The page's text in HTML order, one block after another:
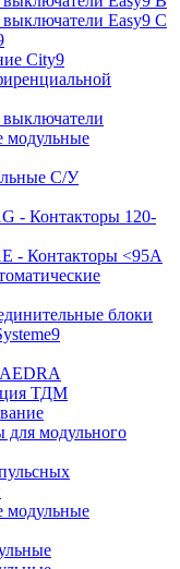
Easy9 С
City9
модульные
C/У
- Контакторы 120-
- Контакторы <95A
блоки
ТДМ
модульного
модульные